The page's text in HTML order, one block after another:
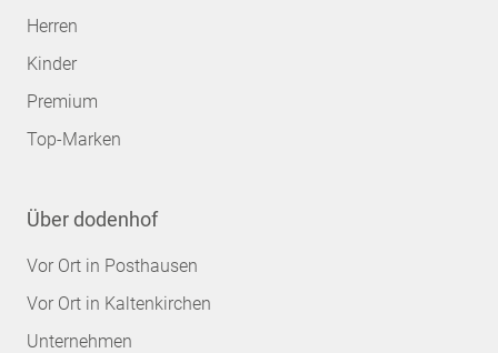
Herren
Kinder
Premium
Top-Marken
Über dodenhof
Vor Ort in Posthausen
Vor Ort in Kaltenkirchen
Unternehmen